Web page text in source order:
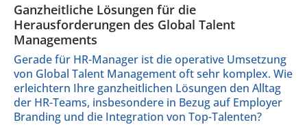
Ganzheitliche Lösungen für die
Herausforderungen des Global Talent
Managements
Gerade für HR-Manager ist die operative Umsetzung
von Global Talent Management oft sehr komplex. Wie
erleichtern Ihre ganzheitlichen Lösungen den Alltag
der HR-Teams, insbesondere in Bezug auf Employer
Branding und die Integration von Top-Talenten?